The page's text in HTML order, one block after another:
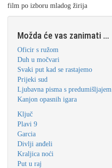
film po izboru mladog žirija
Možda će vas zanimati ...
Oficir s ružom
Duh u močvari
Svaki put kad se rastajemo
Prijeki sud
Ljubavna pisma s predumišljajem
Kanjon opasnih igara
Ključ
Plavi 9
Garcia
Divlji anđeli
Kraljica noći
Put u raj